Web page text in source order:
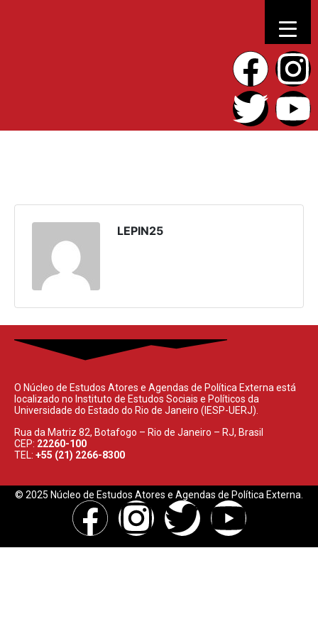
LEPIN25
O Núcleo de Estudos Atores e Agendas de Política Externa está
localizado no Instituto de Estudos Sociais e Políticos da
Universidade do Estado do Rio de Janeiro (IESP-UERJ).
Rua da Matriz 82, Botafogo – Rio de Janeiro – RJ, Brasil
CEP: 22260-100
TEL: +55 (21) 2266-8300
© 2025 Núcleo de Estudos Atores e Agendas de Política Externa.